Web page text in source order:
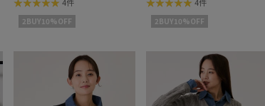
2BUY10%OFF 2BUY10%OFF